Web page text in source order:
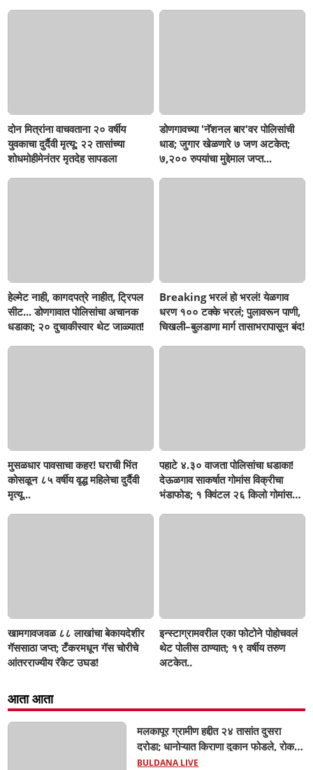
दोन मित्रांना वाचवताना २० वर्षीय
युवकाचा दुर्दैवी मृत्यू; २२ तासांच्या
शोधमोहीमेनंतर मृतदेह सापडला
डोणगावच्या 'नॅशनल बार'वर पोलिसांची
धाड; जुगार खेळणारे ७ जण अटकेत;
७,२०० रुपयांचा मुद्देमाल जप्त...
हेल्मेट नाही, कागदपत्रे नाहीत, ट्रिपल
सीट... डोणगावात पोलिसांचा अचानक
धडाका; २० दुचाकीस्वार थेट जाळ्यात!
Breaking भरलं हो भरलं! येळगाव
धरण १०० टक्के भरलं; पुलावरून पाणी,
चिखली–बुलडाणा मार्ग तासाभरापासून बंद!
मुसळधार पावसाचा कहर! घराची भिंत
कोसळून ८५ वर्षीय वृद्ध महिलेचा दुर्दैवी
मृत्यू...
पहाटे ४.३० वाजता पोलिसांचा धडाका!
देऊळगाव साकर्षात गोमांस विक्रीचा
भंडाफोड; १ क्विंटल २६ किलो गोमांस
खामगावजवळ ८८ लाखांचा बेकायदेशीर
गॅससाठा जप्त; टँकरमधून गॅस चोरीचे
आंतरराज्यीय रॅकेट उघड!
इन्स्टाग्रामवरील एका फोटोने पोहोचवलं
थेट पोलीस ठाण्यात; १९ वर्षीय तरुण
अटकेत..
आता आता
मलकापूर ग्रामीण हद्दीत २४ तासांत दुसरा
दरोडा; धानोऱ्यात किराणा दुकान फोडले, रोकड
लंपास...
BULDANA LIVE